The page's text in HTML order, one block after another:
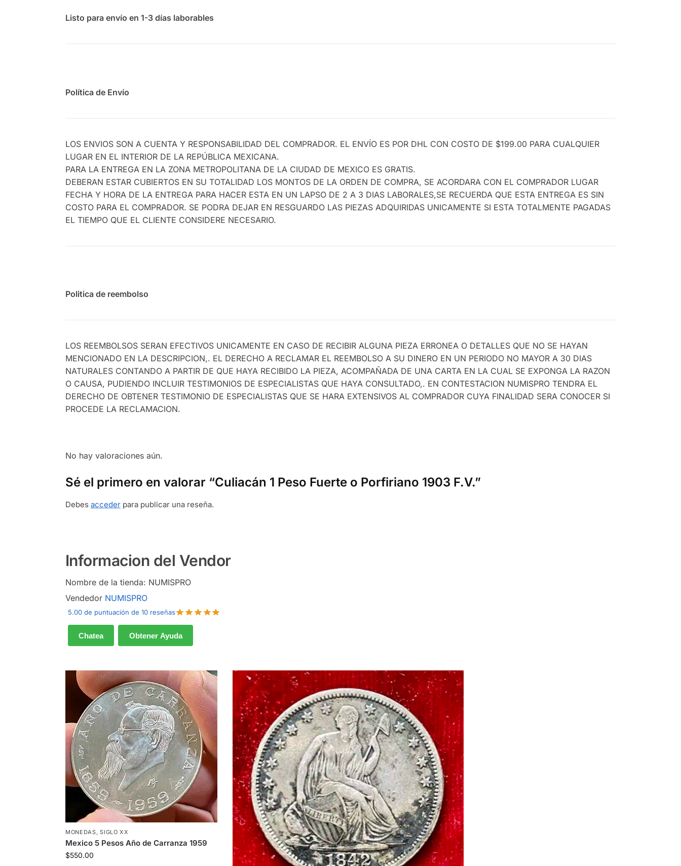
Listo para envío en 1-3 días laborables
Política de Envío
LOS ENVIOS SON A CUENTA Y RESPONSABILIDAD DEL COMPRADOR. EL ENVÍO ES POR DHL CON COSTO DE $199.00 PARA CUALQUIER
LUGAR EN EL INTERIOR DE LA REPÚBLICA MEXICANA.
PARA LA ENTREGA EN LA ZONA METROPOLITANA DE LA CIUDAD DE MEXICO ES GRATIS.
DEBERAN ESTAR CUBIERTOS EN SU TOTALIDAD LOS MONTOS DE LA ORDEN DE COMPRA, SE ACORDARA CON EL COMPRADOR LUGAR
FECHA Y HORA DE LA ENTREGA PARA HACER ESTA EN UN LAPSO DE 2 A 3 DIAS LABORALES,SE RECUERDA QUE ESTA ENTREGA ES SIN
COSTO PARA EL COMPRADOR. SE PODRA DEJAR EN RESGUARDO LAS PIEZAS ADQUIRIDAS UNICAMENTE SI ESTA TOTALMENTE PAGADAS
EL TIEMPO QUE EL CLIENTE CONSIDERE NECESARIO.
Politica de reembolso
LOS REEMBOLSOS SERAN EFECTIVOS UNICAMENTE EN CASO DE RECIBIR ALGUNA PIEZA ERRONEA O DETALLES QUE NO SE HAYAN
MENCIONADO EN LA DESCRIPCION,. EL DERECHO A RECLAMAR EL REEMBOLSO A SU DINERO EN UN PERIODO NO MAYOR A 30 DIAS
NATURALES CONTANDO A PARTIR DE QUE HAYA RECIBIDO LA PIEZA, ACOMPAÑADA DE UNA CARTA EN LA CUAL SE EXPONGA LA RAZON
O CAUSA, PUDIENDO INCLUIR TESTIMONIOS DE ESPECIALISTAS QUE HAYA CONSULTADO,. EN CONTESTACION NUMISPRO TENDRA EL
DERECHO DE OBTENER TESTIMONIO DE ESPECIALISTAS QUE SE HARA EXTENSIVOS AL COMPRADOR CUYA FINALIDAD SERA CONOCER SI
PROCEDE LA RECLAMACION.
No hay valoraciones aún.
Sé el primero en valorar “Culiacán 1 Peso Fuerte o Porfiriano 1903 F.V.”
Debes accederpara publicar una reseña.
Informacion del Vendor
Nombre de la tienda: NUMISPRO
Vendedor NUMISPRO
5.00 de puntuación de 10 reseñas
Chatea Obtener Ayuda
MONEDAS,SIGLO XX
Mexico 5 Pesos Año de Carranza 1959
$550.00